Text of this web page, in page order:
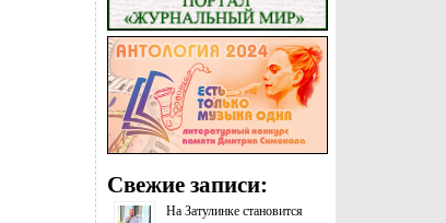
Свежие записи:
На Затулинке становится